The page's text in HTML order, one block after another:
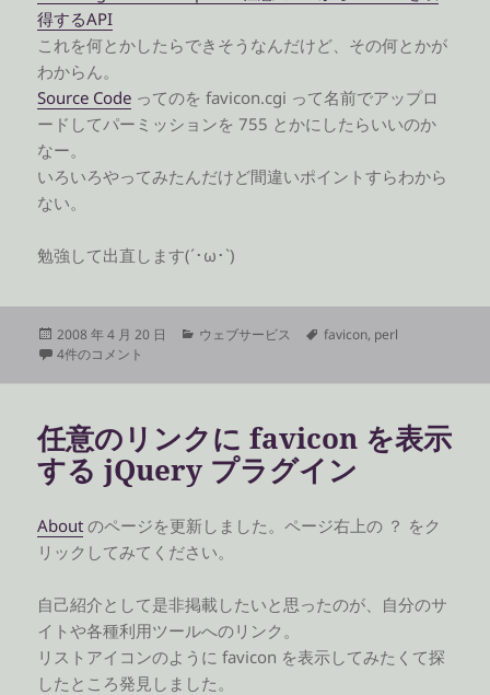
得するAPI
これを何とかしたらできそうなんだけど、その何とかが
わからん。
Source Code ってのを favicon.cgi って名前でアップロ
ードしてパーミッションを 755 とかにしたらいいのか
なー。
いろいろやってみたんだけど間違いポイントすらわから
ない。
勉強して出直します(´･ω･`)
投
稿
2008 年 4 月 20 日
カ
ウェブサービス
タ
favicon, perl
favicon API を自分のサーバに置きたい への
4件のコメント
任意のリンクに favicon を表示
する jQuery プラグイン
About のページを更新しました。ページ右上の ？ をク
リックしてみてください。
自己紹介として是非掲載したいと思ったのが、自分のサ
イトや各種利用ツールへのリンク。
リストアイコンのように favicon を表示してみたくて探
したところ発見しました。